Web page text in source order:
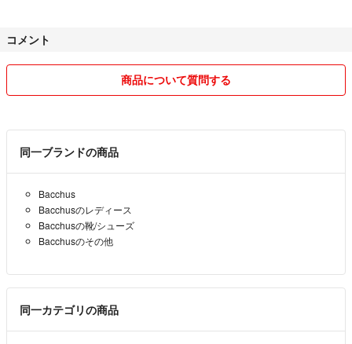
コメント
商品について質問する
同一ブランドの商品
Bacchus
Bacchusのレディース
Bacchusの靴/シューズ
Bacchusのその他
同一カテゴリの商品